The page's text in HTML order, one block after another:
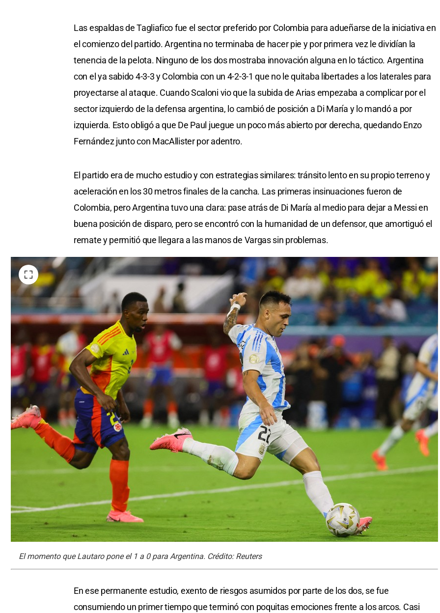
Las espaldas de Tagliafico fue el sector preferido por Colombia para adueñarse de la iniciativa en
el comienzo del partido. Argentina no terminaba de hacer pie y por primera vez le dividían la
tenencia de la pelota. Ninguno de los dos mostraba innovación alguna en lo táctico. Argentina
con el ya sabido 4-3-3 y Colombia con un 4-2-3-1 que no le quitaba libertades a los laterales para
proyectarse al ataque. Cuando Scaloni vio que la subida de Arias empezaba a complicar por el
sector izquierdo de la defensa argentina, lo cambió de posición a Di María y lo mandó a por
izquierda. Esto obligó a que De Paul juegue un poco más abierto por derecha, quedando Enzo
Fernández junto con MacAllister por adentro.
El partido era de mucho estudio y con estrategias similares: tránsito lento en su propio terreno y
aceleración en los 30 metros finales de la cancha. Las primeras insinuaciones fueron de
Colombia, pero Argentina tuvo una clara: pase atrás de Di María al medio para dejar a Messi en
buena posición de disparo, pero se encontró con la humanidad de un defensor, que amortiguó el
remate y permitió que llegara a las manos de Vargas sin problemas.
El momento que Lautaro pone el 1 a 0 para Argentina. Crédito: Reuters
En ese permanente estudio, exento de riesgos asumidos por parte de los dos, se fue
consumiendo un primer tiempo que terminó con poquitas emociones frente a los arcos. Casi